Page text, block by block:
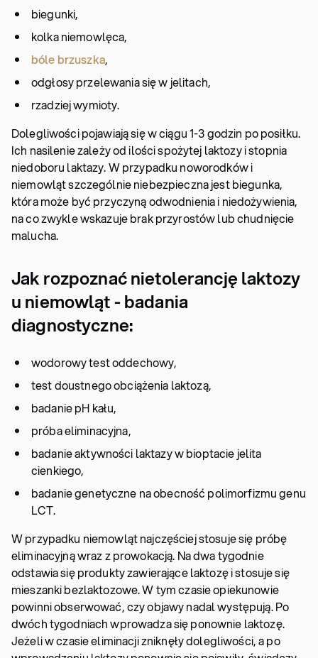
biegunki,
kolka niemowlęca,
bóle brzuszka,
odgłosy przelewania się w jelitach,
rzadziej wymioty.
Dolegliwości pojawiają się w ciągu 1-3 godzin po posiłku.
Ich nasilenie zależy od ilości spożytej laktozy i stopnia
niedoboru laktazy. W przypadku noworodków i
niemowląt szczególnie niebezpieczna jest biegunka,
która może być przyczyną odwodnienia i niedożywienia,
na co zwykle wskazuje brak przyrostów lub chudnięcie
malucha.
Jak rozpoznać nietolerancję laktozy
u niemowląt - badania
diagnostyczne:
wodorowy test oddechowy,
test doustnego obciążenia laktozą,
badanie pH kału,
próba eliminacyjna,
badanie aktywności laktazy w bioptacie jelita
cienkiego,
badanie genetyczne na obecność polimorfizmu genu
LCT.
W przypadku niemowląt najczęściej stosuje się próbę
eliminacyjną wraz z prowokacją. Na dwa tygodnie
odstawia się produkty zawierające laktozę i stosuje się
mieszanki bezlaktozowe. W tym czasie opiekunowie
powinni obserwować, czy objawy nadal występują. Po
dwóch tygodniach wprowadza się ponownie laktozę.
Jeżeli w czasie eliminacji zniknęły dolegliwości, a po